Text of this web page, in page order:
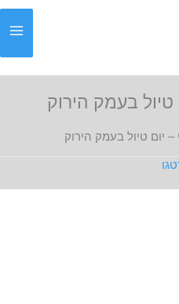
טיול בעמק הירוק
– יום טיול בעמק הירוק